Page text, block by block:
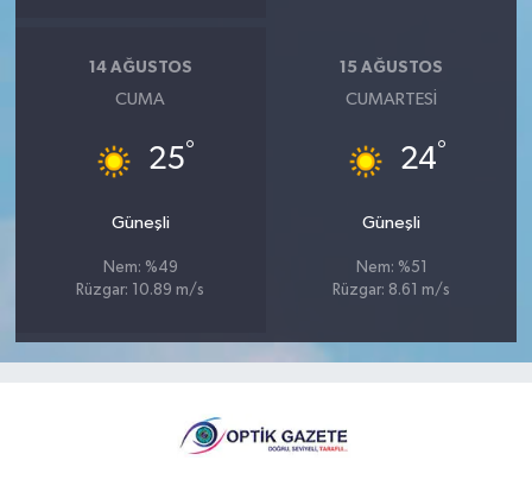
14 AĞUSTOS
CUMA
25°
Güneşli
Nem: %49
Rüzgar: 10.89 m/s
15 AĞUSTOS
CUMARTESI
24°
Güneşli
Nem: %51
Rüzgar: 8.61 m/s